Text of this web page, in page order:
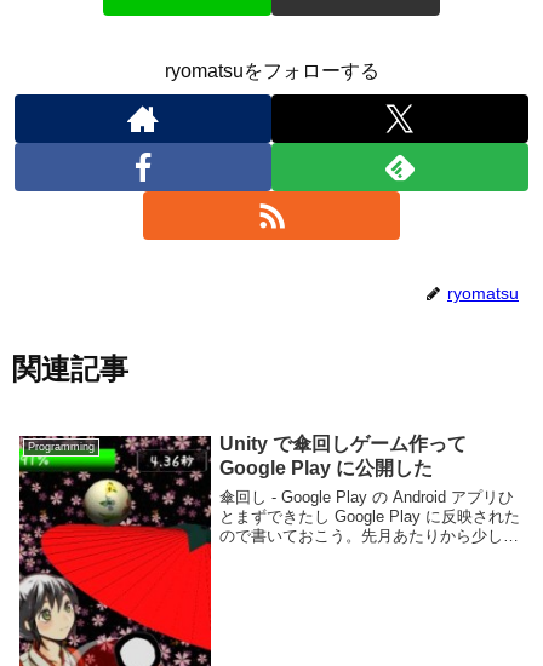
ryomatsuをフォローする
ryomatsu
関連記事
Programming
Unity で傘回しゲーム作って
Google Play に公開した
傘回し - Google Play の Android アプリひ
とまずできたし Google Play に反映された
ので書いておこう。先月あたりから少しず